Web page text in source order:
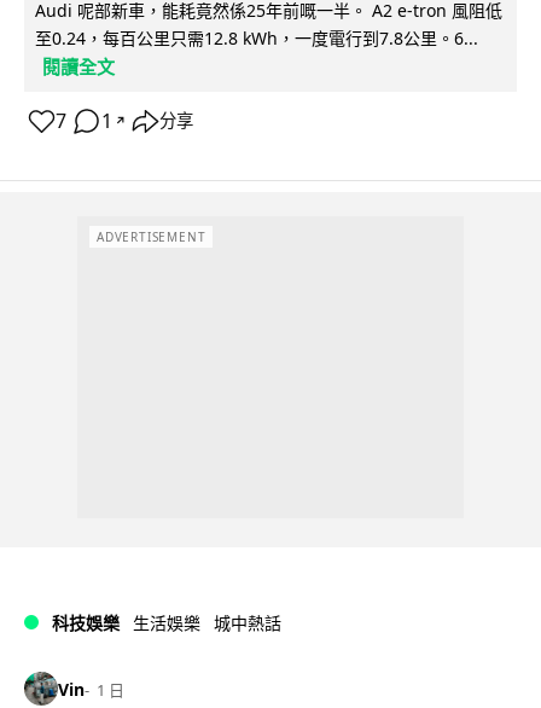
Audi 呢部新車，能耗竟然係25年前嘅一半。 A2 e-tron 風阻低
至0.24，每百公里只需12.8 kWh，一度電行到7.8公里。6...
閱讀全文
7 1 ↗ 分享
ADVERTISEMENT
科技娛樂 生活娛樂 城中熱話
Vin 1 日